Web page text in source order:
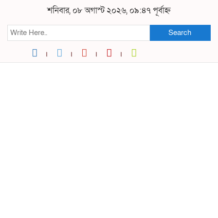
শনিবার, ০৮ অগাস্ট ২০২৬, ০৯:৪৭ পূর্বাহ্ন
Search